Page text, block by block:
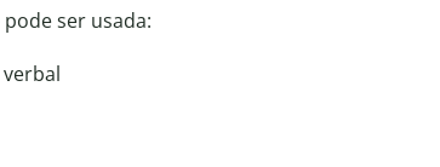
ser usada: